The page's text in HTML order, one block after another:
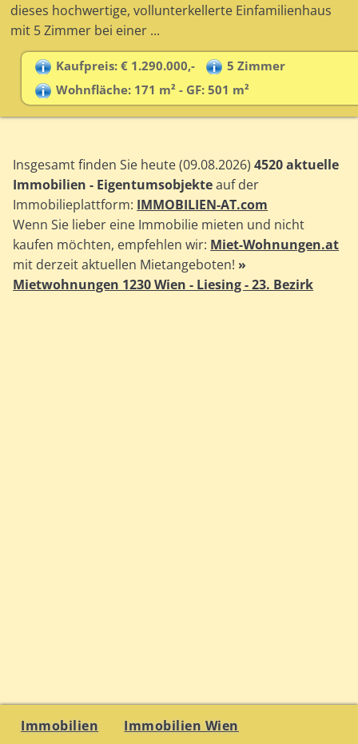
dieses hochwertige, vollunterkellerte Einfamilienhaus
mit 5 Zimmer bei einer ...
Kaufpreis: € 1.290.000,-
5 Zimmer
Wohnfläche: 171 m² - GF: 501 m²
Insgesamt finden Sie heute (09.08.2026)4520 aktuelle
Immobilien - Eigentumsobjekteauf der
Immobilieplattform: IMMOBILIEN-AT.com
Wenn Sie lieber eine Immobilie mieten und nicht
kaufen möchten, empfehlen wir: Miet-Wohnungen.at
mit derzeit aktuellen Mietangeboten! »
Mietwohnungen 1230 Wien - Liesing - 23. Bezirk
Immobilien Immobilien Wien